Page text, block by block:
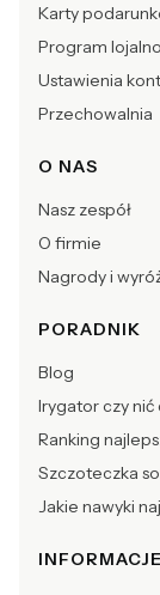
Karty
Program
Ustawienia
Przechowalnia
O NAS
Nasz zespół
O firmie
Nagrody i
PORADNIK
Blog
Irygator czy
Ranking
Szczoteczka
Jakie nawyki